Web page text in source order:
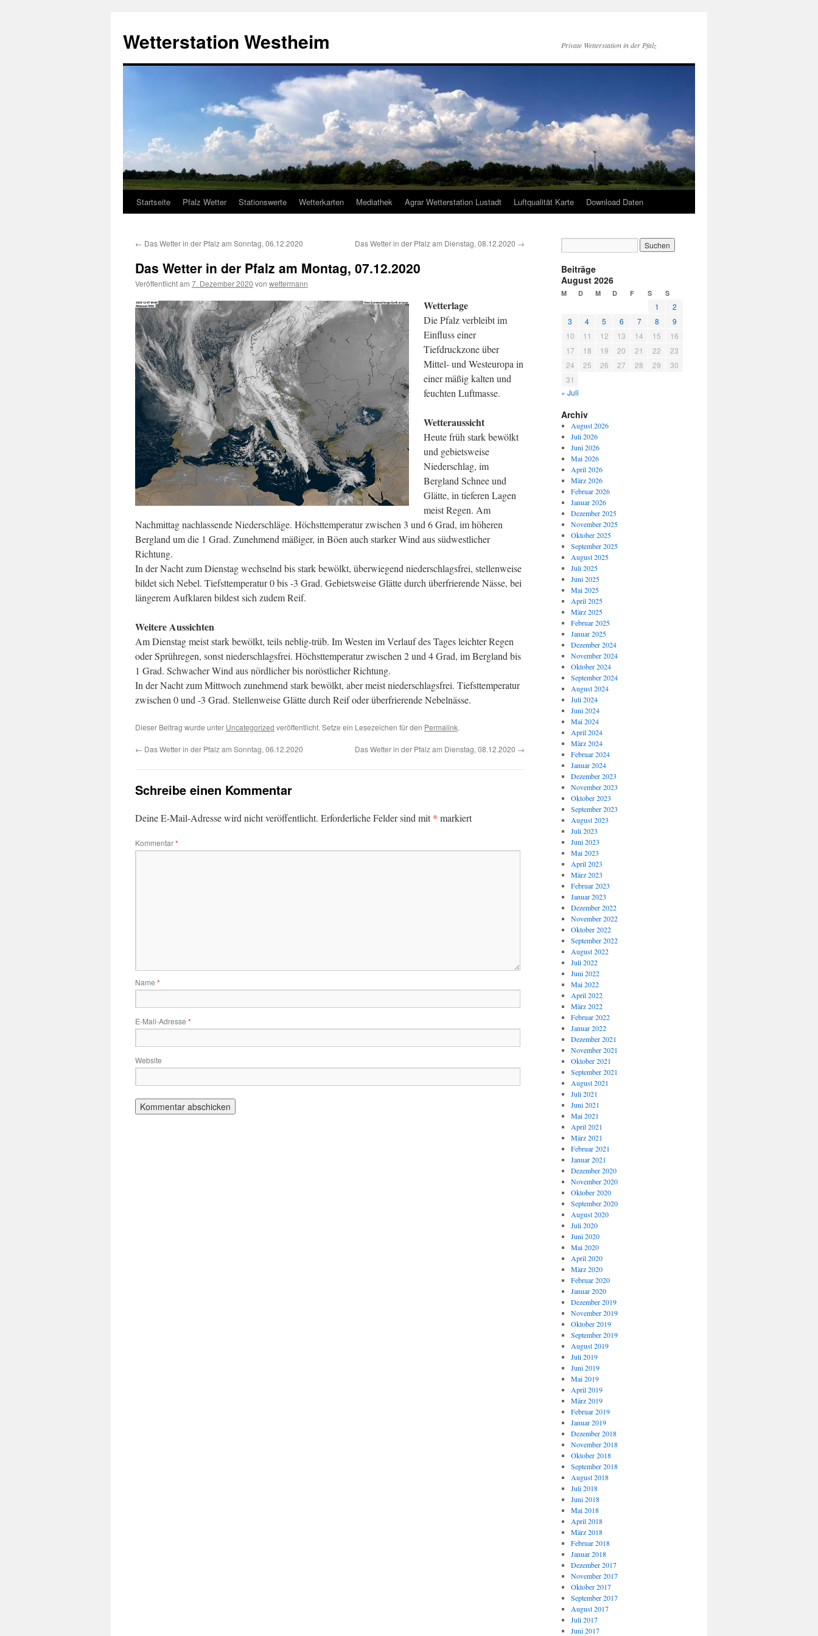
springen
Wetterstation Westheim Private Wetterstation in der Pfalz
Startseite Pfalz Wetter Stationswerte Wetterkarten Mediathek Agrar Wetterstation Lustadt Luftqualität Karte Download Daten
← Das Wetter in der Pfalz am Sonntag, 06.12.2020 Das Wetter in der Pfalz am Dienstag, 08.12.2020 →
Das Wetter in der Pfalz am Montag, 07.12.2020
Veröffentlicht am 7. Dezember 2020 von wettermann
Wetterlage
Die Pfalz verbleibt im
Einfluss einer
Tiefdruckzone über
Mittel- und Westeuropa in
einer mäßig kalten und
feuchten Luftmasse.
Wetteraussicht
Heute früh stark bewölkt
und gebietsweise
Niederschlag, im
Bergland Schnee und
Glätte, in tieferen Lagen
meist Regen. Am
Nachmittag nachlassende Niederschläge. Höchsttemperatur zwischen 3 und 6 Grad, im höheren
Bergland um die 1 Grad. Zunehmend mäßiger, in Böen auch starker Wind aus südwestlicher
Richtung.
In der Nacht zum Dienstag wechselnd bis stark bewölkt, überwiegend niederschlagsfrei, stellenweise
bildet sich Nebel. Tiefsttemperatur 0 bis -3 Grad. Gebietsweise Glätte durch überfrierende Nässe, bei
längerem Aufklaren bildest sich zudem Reif.
Weitere Aussichten
Am Dienstag meist stark bewölkt, teils neblig-trüb. Im Westen im Verlauf des Tages leichter Regen
oder Sprühregen, sonst niederschlagsfrei. Höchsttemperatur zwischen 2 und 4 Grad, im Bergland bis
1 Grad. Schwacher Wind aus nördlicher bis noröstlicher Richtung.
In der Nacht zum Mittwoch zunehmend stark bewölkt, aber meist niederschlagsfrei. Tiefsttemperatur
zwischen 0 und -3 Grad. Stellenweise Glätte durch Reif oder überfrierende Nebelnässe.
Dieser Beitrag wurde unter Uncategorized veröffentlicht. Setze ein Lesezeichen für den Permalink.
← Das Wetter in der Pfalz am Sonntag, 06.12.2020 Das Wetter in der Pfalz am Dienstag, 08.12.2020 →
Schreibe einen Kommentar
Deine E-Mail-Adresse wird nicht veröffentlicht. Erforderliche Felder sind mit* markiert
Kommentar*
Name *
E-Mail-Adresse *
Website
Beiträge
August 2026
M D M D F S S
1
2
3
4 5 6 7 8
9
10
11 12 13 14 15
16
17
18 19 20 21 22
23
24
25 26 27 28 29
30
31
« Juli
Archiv
August 2026
Juli 2026
Juni 2026
Mai 2026
April 2026
März 2026
Februar 2026
Januar 2026
Dezember 2025
November 2025
Oktober 2025
September 2025
August 2025
Juli 2025
Juni 2025
Mai 2025
April 2025
März 2025
Februar 2025
Januar 2025
Dezember 2024
November 2024
Oktober 2024
September 2024
August 2024
Juli 2024
Juni 2024
Mai 2024
April 2024
März 2024
Februar 2024
Januar 2024
Dezember 2023
November 2023
Oktober 2023
September 2023
August 2023
Juli 2023
Juni 2023
Mai 2023
April 2023
März 2023
Februar 2023
Januar 2023
Dezember 2022
November 2022
Oktober 2022
September 2022
August 2022
Juli 2022
Juni 2022
Mai 2022
April 2022
März 2022
Februar 2022
Januar 2022
Dezember 2021
November 2021
Oktober 2021
September 2021
August 2021
Juli 2021
Juni 2021
Mai 2021
April 2021
März 2021
Februar 2021
Januar 2021
Dezember 2020
November 2020
Oktober 2020
September 2020
August 2020
Juli 2020
Juni 2020
Mai 2020
April 2020
März 2020
Februar 2020
Januar 2020
Dezember 2019
November 2019
Oktober 2019
September 2019
August 2019
Juli 2019
Juni 2019
Mai 2019
April 2019
März 2019
Februar 2019
Januar 2019
Dezember 2018
November 2018
Oktober 2018
September 2018
August 2018
Juli 2018
Juni 2018
Mai 2018
April 2018
März 2018
Februar 2018
Januar 2018
Dezember 2017
November 2017
Oktober 2017
September 2017
August 2017
Juli 2017
Juni 2017